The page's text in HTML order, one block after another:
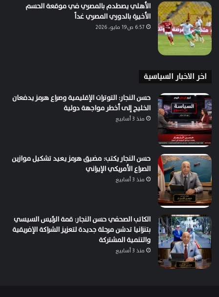
الأهلي يصطدم بالمصري في موقعة الحسم
الأخيرة بالدوري المصري غداً
6:57 ص19 مايو، 2026
اخر الاخبار السياسية
حسن النجار: التوترات الإقليمية وصراع هرمز يدفعان
الخليج إلى أخطر مواجهة دولية
منذ 3 أسابيع
حسن النجار يكتب: مضيق هرمز يعيد تشكيل موازين
الصراع الأمريكي الإيراني
منذ 3 أسابيع
الكاتب الصحفي حسن النجار: قمة الرئيس السيسي
بتنزانيا تدشن مرحلة جديدة لتعزيز الشراكة الإفريقية
والتنمية المشتركة
منذ 3 أسابيع